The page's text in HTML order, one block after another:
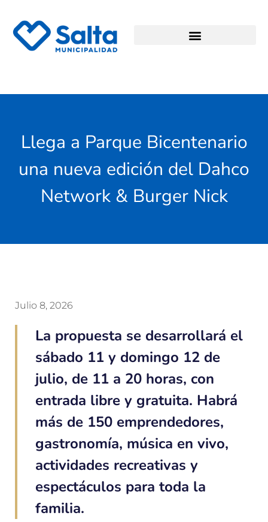
Llega a Parque Bicentenario
una nueva edición del Dahco
Network & Burger Nick
Julio 8, 2026
La propuesta se desarrollará el
sábado 11 y domingo 12 de
julio, de 11 a 20 horas, con
entrada libre y gratuita. Habrá
más de 150 emprendedores,
gastronomía, música en vivo,
actividades recreativas y
espectáculos para toda la
familia.